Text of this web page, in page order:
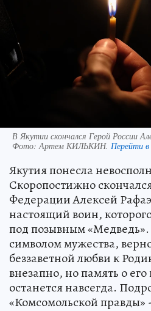
В Якутии скончался Герой России
Фото: Артем КИЛЬКИН. Перейти
Якутия понесла
Скоропостижно
Федерации Алексей
настоящий воин,
под позывным «Медведь».
символом мужества,
беззаветной любви к
внезапно, но память о
останется навсегда.
«Комсомольской правды»